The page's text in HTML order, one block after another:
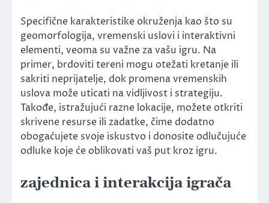
Specifične karakteristike okruženja kao što su
geomorfologija, vremenski uslovi i interaktivni
elementi, veoma su važne za vašu igru. Na
primer, brdoviti tereni mogu otežati kretanje ili
sakriti neprijatelje, dok promena vremenskih
uslova može uticati na vidljivost i strategiju.
Takođe, istražujući razne lokacije, možete otkriti
skrivene resurse ili zadatke, čime dodatno
obogaćujete svoje iskustvo i donosite odlučujuće
odluke koje će oblikovati vaš put kroz igru.
zajednica i interakcija igrača